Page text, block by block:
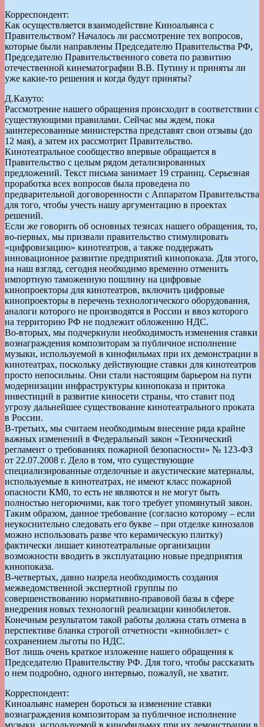
Корреспондент:
Как осуществляется взаимодействие Киноальянса с
Правительством? Началось ли рассмотрение тех вопросов,
которые были направлены Председателю Правительства РФ,
Председателю Правительственного совета по развитию
отечественной кинематографии В.В. Путину и приняты ли
уже какие-то решения и когда будут приняты?
Д.Казуто:
Рассмотрение нашего обращения происходит в соответствии с
существующими правилами. Сейчас мы ждем, пока
заинтересованные министерства представят свои отзывы (до
12 мая), а затем их рассмотрит Правительство.
Кинотеатральное сообщество впервые обращается в
Правительство с целым рядом детализированных
предложений. Текст письма занимает 19 страниц. Серьезная
проработка всех вопросов была проведена по
предварительной договоренности с Аппаратом Правительства
для того, чтобы учесть нашу аргументацию в проектах
решений.
Если же говорить об основных тезисах нашего обращения, то,
во-первых, мы призвали правительство стимулировать
«цифровизацию» кинотеатров, а также поддержать
инновационное развитие предприятий кинопоказа. Для этого,
на наш взгляд, сегодня необходимо временно отменить
импортную таможенную пошлину на цифровые
кинопроекторы для кинотеатров, включить цифровые
кинопроекторы в перечень технологического оборудования,
аналоги которого не производятся в России и ввоз которого
на территорию РФ не подлежит обложению НДС.
Во-вторых, мы подчеркнули необходимость изменения ставки
вознаграждения композиторам за публичное исполнение
музыки, используемой в кинофильмах при их демонстрации в
кинотеатрах, поскольку действующие ставки для кинотеатров
просто непосильны. Они стали настоящим барьером на пути
модернизации инфраструктуры кинопоказа и притока
инвестиций в развитие киносети страны, что ставит под
угрозу дальнейшее существование кинотеатрального проката
в России.
В-третьих, мы считаем необходимым внесение ряда крайне
важных изменений в Федеральный закон «Технический
регламент о требованиях пожарной безопасности» № 123-ФЗ
от 22.07.2008 г. Дело в том, что существующие
специализированные отделочные и акустические материалы,
используемые в кинотеатрах, не имеют класс пожарной
опасности КМ0, то есть не являются и не могут быть
полностью негорючими, как того требует упомянутый закон.
Таким образом, данное требование (согласно которому – если
неукоснительно следовать его букве – при отделке кинозалов
можно использовать разве что керамическую плитку)
фактически лишает кинотеатральные организации
возможности вводить в эксплуатацию новые предприятия
кинопоказа.
В-четвертых, давно назрела необходимость создания
межведомственной экспертной группы по
совершенствованию нормативно-правовой базы в сфере
внедрения новых технологий реализации кинобилетов.
Конечным результатом такой работы должна стать отмена в
перспективе бланка строгой отчетности «кинобилет» с
сохранением льготы по НДС.
Вот лишь очень краткое изложение нашего обращения к
Председателю Правительству РФ. Для того, чтобы рассказать
о нем подробно, одного интервью, пожалуй, не хватит.
Корреспондент:
Киноальянс намерен бороться за изменение ставки
вознаграждения композиторам за публичное исполнение
музыки, используемой в кинофильмах при их демонстрации в